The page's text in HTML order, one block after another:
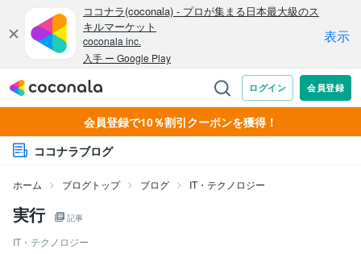
会員登録で10％割引クーポンを獲得！
ココナラブログ
ホーム ブログトップ ブログ IT・テクノロジー
実行 記事
IT・テクノロジー